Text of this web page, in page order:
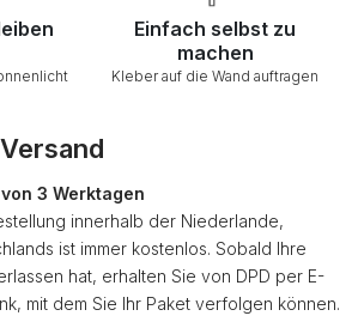
Einfach selbst zu
machen
Kleber auf die Wand auftragen
3 Werktagen
innerhalb der Niederlande,
ist immer kostenlos. Sobald Ihre
hat, erhalten Sie von DPD per E-
mit dem Sie Ihr Paket verfolgen können.